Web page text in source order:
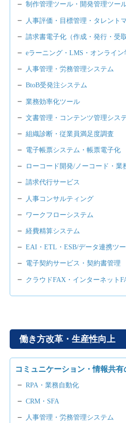
制作管理ツール・開発管理ツー
人事評価・目標管理・タレント
請求書電子化（作成・発行・受取
eラーニング・LMS・オンライン
人事管理・労務管理システム
BtoB受発注システム
業務効率化ツール
文書管理・コンテンツ管理シス
組織診断・従業員満足度調査
電子帳票システム・帳票電子化
ローコード開発/ノーコード・業
請求代行サービス
人事コンサルティング
ワークフローシステム
経費精算システム
EAI・ETL・ESB/データ連携ツ
電子契約サービス・契約書管理
クラウドFAX・インターネット
働き方改革・生産性向上
コミュニケーション・情報共有
RPA・業務自動化
CRM・SFA
人事管理・労務管理システム